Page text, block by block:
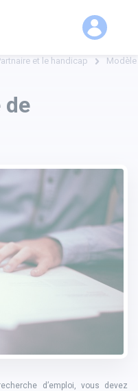
et le handicap
de
d’emploi, vous devez